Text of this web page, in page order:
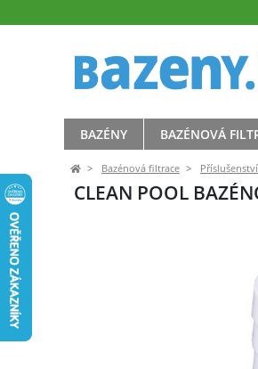
BAZÉNY BAZÉNOVÁ
Bazénová filtrace
CLEAN POOL